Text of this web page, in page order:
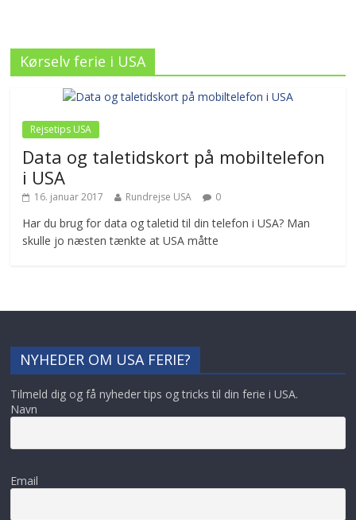
Kørselv ferie i USA
Rejsetips USA
Data og taletidskort på mobiltelefon
i USA
16. januar 2017 Rundrejse USA 0
Har du brug for data og taletid til din telefon i USA? Man
skulle jo næsten tænkte at USA måtte
NYHEDER OM USA FERIE?
Tilmeld dig og få nyheder tips og tricks til din ferie i USA.
Navn
Email